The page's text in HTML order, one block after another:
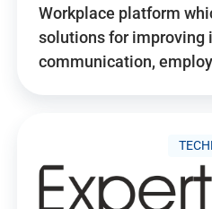
Workplace platform
solutions for improving
communication,